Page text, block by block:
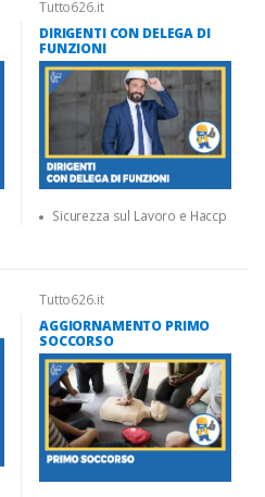
Tutto626.it
DIRIGENTI CON DELEGA DI
FUNZIONI
Sicurezza sul Lavoro e Haccp
Tutto626.it
AGGIORNAMENTO PRIMO
SOCCORSO